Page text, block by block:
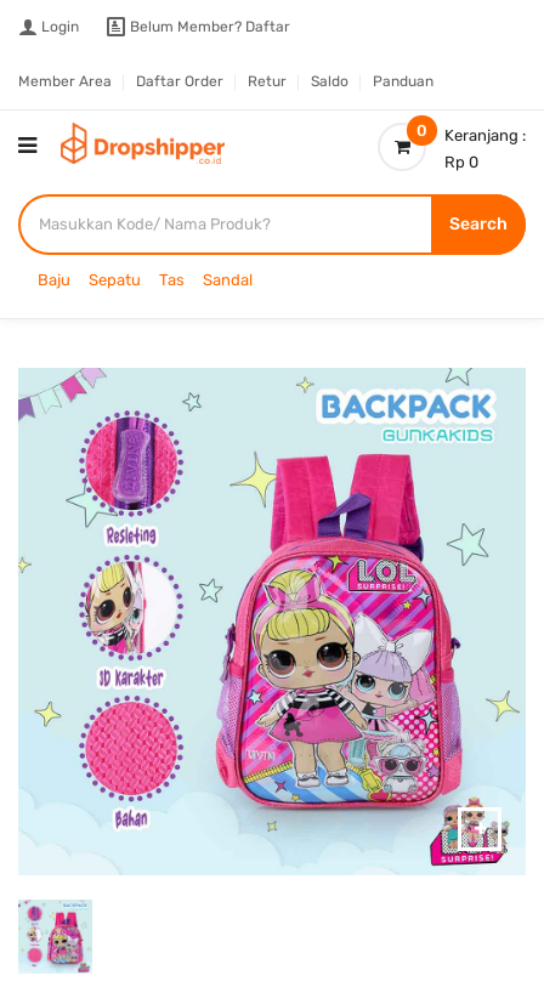
Login Belum Member? Daftar
Member Area Daftar Order Retur Saldo Panduan
0
Keranjang :
Rp 0
Search
Baju Sepatu Tas Sandal